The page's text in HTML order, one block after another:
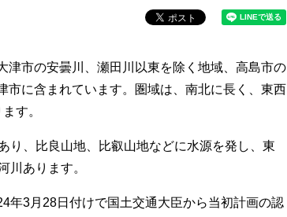
市の安曇川、瀬田川以東を除く地域、高島市の
市に含まれています。圏域は、南北に長く、東西
す。
り、比良山地、比叡山地などに水源を発し、東
川あります。
年3月28日付けで国土交通大臣から当初計画の認